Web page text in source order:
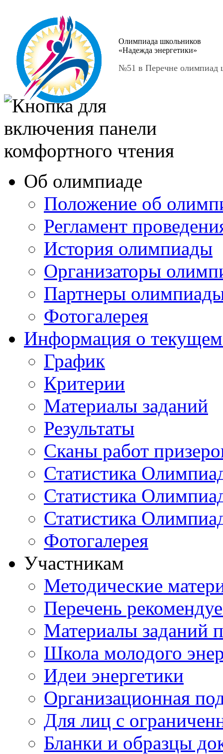
Олимпиада школьников
«Надежда энергетики»
№51 в Перечне олимпиад
Об олимпиаде
Положение об
Регламент
История олимпиады
Организаторы
Партнеры
Фотогалерея
Информация о текущем
График
Критерии
Материалы заданий
Результаты
Сканы работ
Статистика
Статистика
Статистика
Фотогалерея
Участникам
Методические
Перечень
Материалы заданий
Школа молодого
Идеи энергетики
Организационная
Для лиц с
Бланки и образцы